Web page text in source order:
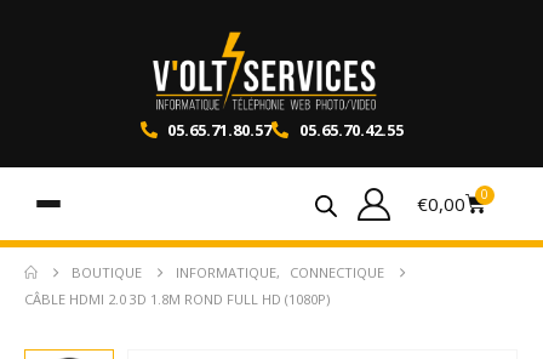
05.65.71.80.57 05.65.70.42.55
€0,00 0
BOUTIQUE INFORMATIQUE,
CONNECTIQUE
CÂBLE HDMI 2.0 3D 1.8M ROND FULL HD (1080P)